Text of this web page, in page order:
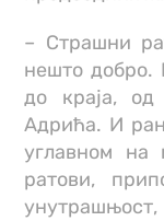
– Страшни
нешто добро.
до краја,
Адрића. И
углавном на
ратови,